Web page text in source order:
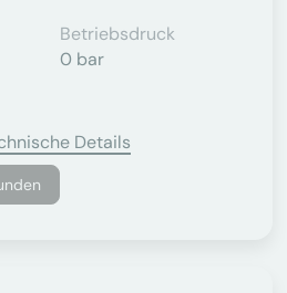
Betriebsdruck
0 bar
Details